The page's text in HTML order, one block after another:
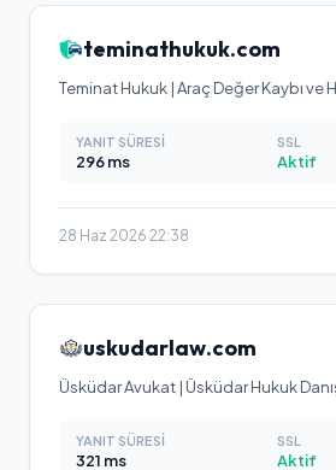
teminathukuk.com
YANIT SÜRESI
296ms
SSL
Aktif
28 Haz 2026 22:38
uskudarlaw.com
YANIT SÜRESI
321 ms
SSL
Aktif